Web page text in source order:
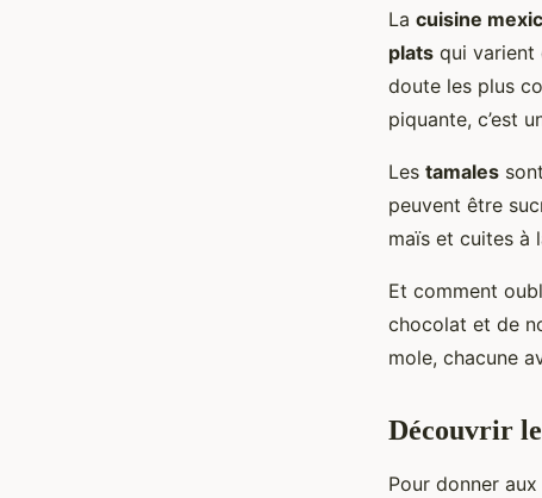
La cuisine
plats qui varient
doute les plus
piquante, c’est
Les tamales
peuvent être
maïs et cuites à
Et comment
chocolat et de
mole, chacune
Découvrir
Pour donner aux